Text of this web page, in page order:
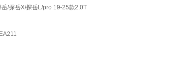
/探岳X/探岳L/pro 19-25款2.0T